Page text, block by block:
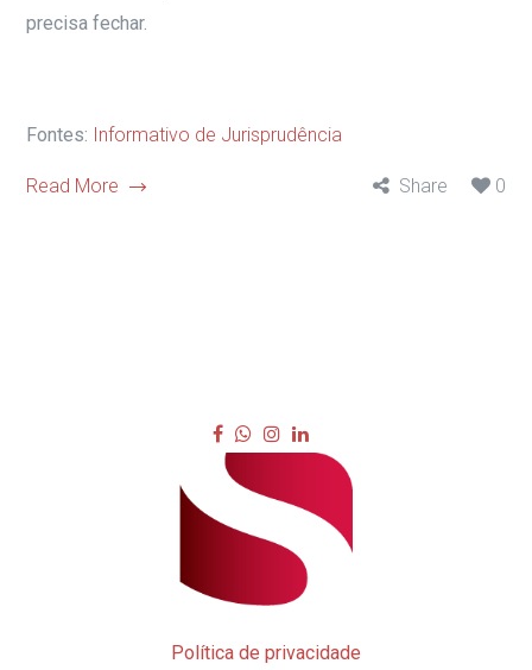
precisa fechar.
Fontes: Informativo de Jurisprudência
Read More Share 0
Política de privacidade